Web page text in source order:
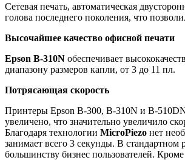
Сетевая печать, автоматическая
голова последнего поколения, что
Высочайшее качество офисной печати
Epson B-310N обеспечивает
диапазону размеров капли, от 3 до 11 пл.
Потрясающая скорость
Принтеры Epson B-300, B-310N и B-
увеличено, что значительно увеличило
Благодаря технологии MicroPiezo нет
занимает всего 3 секунды. В стандартном
большинству бизнес пользователей.